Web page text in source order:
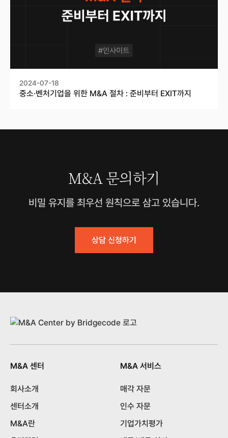
2024-07-18
중소·벤처기업을 위한 M&A 절차 : 준비부터 EXIT까지
M&A 문의하기
비밀 유지를 최우선 원칙으로 삼고 있습니다.
상담 신청하기
M&A 센터
회사소개
센터소개
M&A란
M&A 서비스
매각 자문
인수 자문
기업가치평가